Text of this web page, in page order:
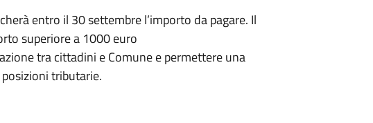
entro il 30 settembre l’importo da pagare. Il
superiore a 1000 euro
tra cittadini e Comune e permettere una
tributarie.